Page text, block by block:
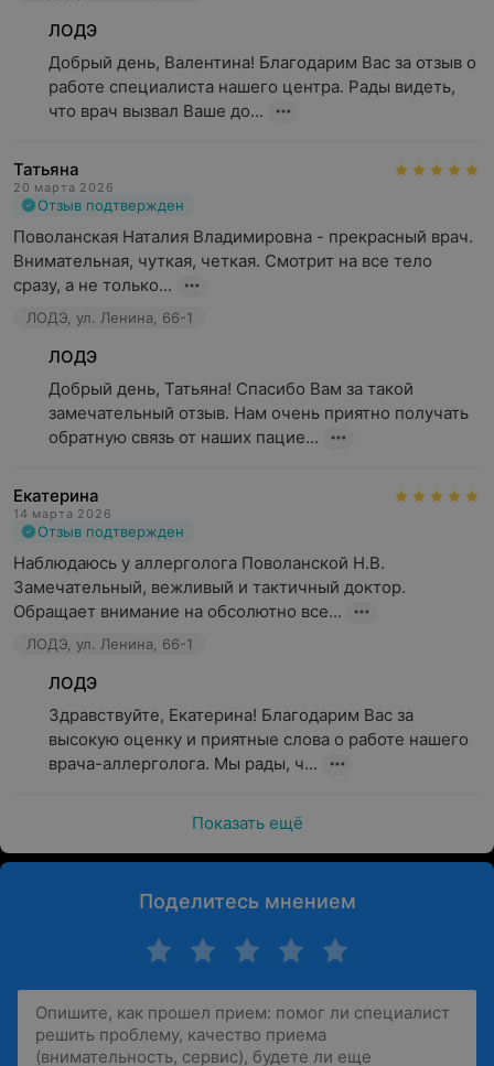
ЛОДЭ
Добрый день, Валентина! Благодарим Вас за отзыв о
работе специалиста нашего центра. Рады видеть,
что врач вызвал Ваше до...
Татьяна
20 марта 2026
Отзыв подтвержден
Поволанская Наталия Владимировна - прекрасный врач.
Внимательная, чуткая, четкая. Смотрит на все тело
сразу, а не только...
ЛОДЭ, ул. Ленина, 66-1
ЛОДЭ
Добрый день, Татьяна! Спасибо Вам за такой
замечательный отзыв. Нам очень приятно получать
обратную связь от наших пацие...
Екатерина
14 марта 2026
Отзыв подтвержден
Наблюдаюсь у аллерголога Поволанской Н.В.
Замечательный, вежливый и тактичный доктор.
Обращает внимание на обсолютно все...
ЛОДЭ, ул. Ленина, 66-1
ЛОДЭ
Здравствуйте, Екатерина! Благодарим Вас за
высокую оценку и приятные слова о работе нашего
врача-аллерголога. Мы рады, ч...
Показать ещё
Поделитесь мнением